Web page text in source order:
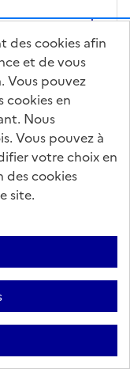
- juillet
de
dans
- juillet
des cookies afin
et de vous
Vous pouvez
cookies en
Nous
Vous pouvez à
votre choix en
des cookies
site.